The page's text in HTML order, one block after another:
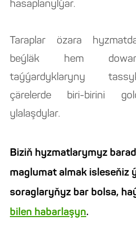
hasaplanylýar.
Taraplar özara
beýläk hem
taýýardyklaryny
çärelerde biri-birini
ylalaşdylar.
Biziň hyzmatlarymyz
maglumat almak isleseňiz
soraglaryňyz bar bolsa,
bilen habarlaşyn.